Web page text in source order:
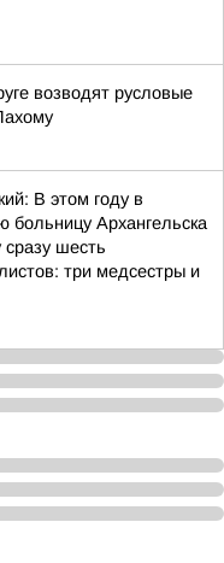
возводят русловые
В этом году в
больницу Архангельска
сразу шесть
три медсестры и